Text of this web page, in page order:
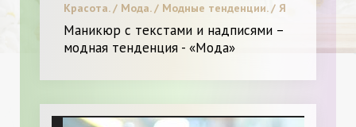
Красота. / Мода. / Модные тенденции. / Я
и Мода.
Маникюр с текстами и надписями –
модная тенденция - «Мода»